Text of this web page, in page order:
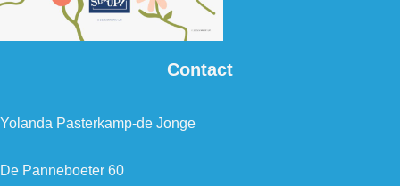
Contact
Yolanda Pasterkamp-de Jonge
De Panneboeter 60